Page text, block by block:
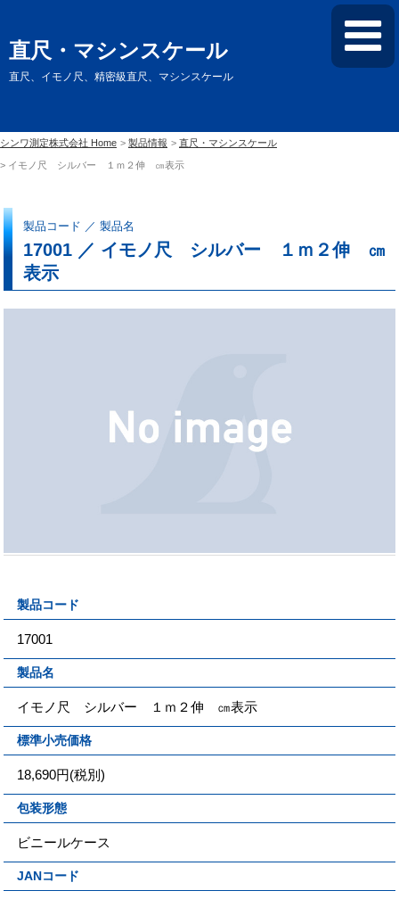
直尺・マシンスケール
直尺、イモノ尺、精密級直尺、マシンスケール
シンワ測定株式会社 Home 製品情報 直尺・マシンスケール
イモノ尺 シルバー １ｍ２伸 ㎝表示
製品コード ／ 製品名
17001 ／ イモノ尺 シルバー １ｍ２伸 ㎝
表示
製品コード
17001
製品名
イモノ尺 シルバー １ｍ２伸 ㎝表示
標準小売価格
18,690円(税別)
包装形態
ビニールケース
JANコード